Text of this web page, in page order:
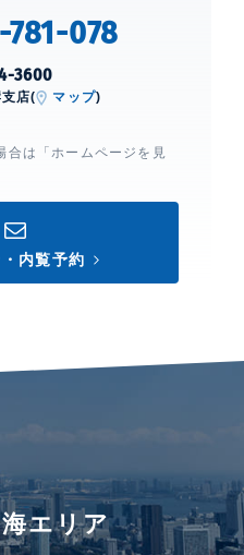
078
3600
店( マップ)
は「ホームページを見
内覧予約
エリア